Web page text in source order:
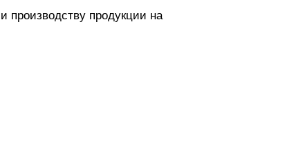
производству продукции на